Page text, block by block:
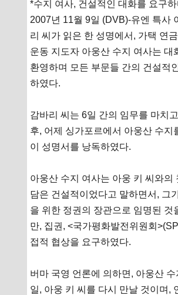
*수지 여사, 건설적인 대화를 요구하
2007년 11월 9일 (DVB)-유엔 특사
리 씨가 읽은 한 성명에서, 가택 연
운동 지도자 아웅산 수지 여사는 대
환영하며 모든 부문들 간의 건설적
하였다.
감바리 씨는 6일 간의 임무를 마치
후, 어제 싱가포르에서 아웅산 수지
이 성명서를 낭독하였다.
아웅산 수지 여사는 아웅 키 씨와의
담은 건설적이었다고 말하면서, 그
을 위한 정권의 장관으로 임명된 것
만, 집권, <국가평화발전위원회
접적 협상을 요구하였다.
버마 국영 언론에 의하면, 아웅산 수
일, 아웅 키 씨를 다시 만날 것이며,